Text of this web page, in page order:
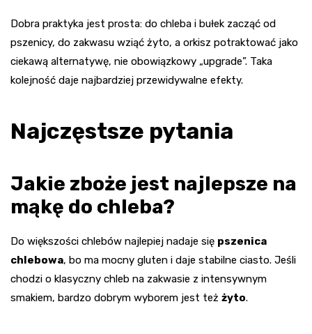
Dobra praktyka jest prosta: do chleba i bułek zacząć od
pszenicy, do zakwasu wziąć żyto, a orkisz potraktować jako
ciekawą alternatywę, nie obowiązkowy „upgrade”. Taka
kolejność daje najbardziej przewidywalne efekty.
Najczęstsze pytania
Jakie zboże jest najlepsze na
mąkę do chleba?
Do większości chlebów najlepiej nadaje się pszenica
chlebowa, bo ma mocny gluten i daje stabilne ciasto. Jeśli
chodzi o klasyczny chleb na zakwasie z intensywnym
smakiem, bardzo dobrym wyborem jest też żyto.